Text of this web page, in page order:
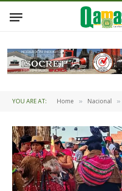
YOU ARE AT: Home » Nacional »